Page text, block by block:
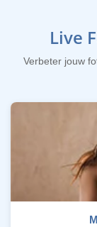
Live
Verbeter jouw